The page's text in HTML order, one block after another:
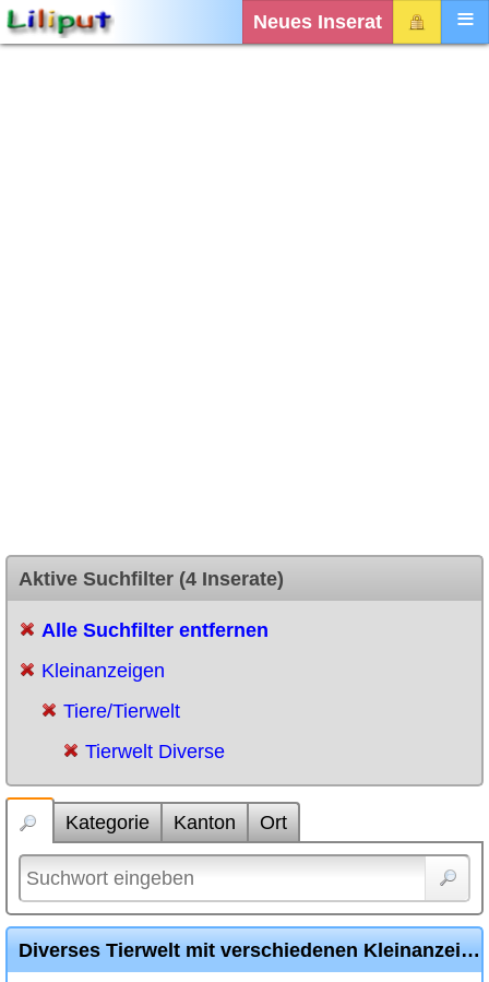
Neues Inserat
Aktive Suchfilter (4 Inserate)
Alle Suchfilter entfernen
Kleinanzeigen
Tiere/Tierwelt
Tierwelt Diverse
Kategorie Kanton Ort
Diverses Tierwelt mit verschiedenen Kleinanzeigen